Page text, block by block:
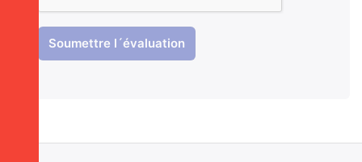
Soumettre l´évaluation